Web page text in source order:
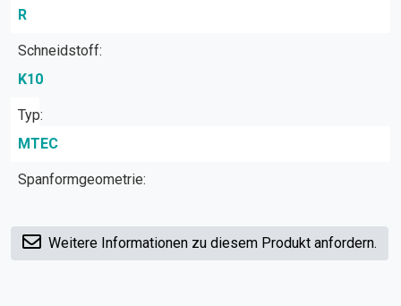
R
Schneidstoff:
K10
Typ:
MTEC
Spanformgeometrie:
Weitere Informationen zu diesem Produkt anfordern.